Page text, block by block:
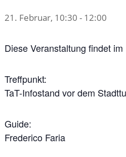
21. Februar, 10:30 - 12:00
Diese Veranstaltung findet
Treffpunkt:
TaT-Infostand vor dem
Guide:
Frederico Faria